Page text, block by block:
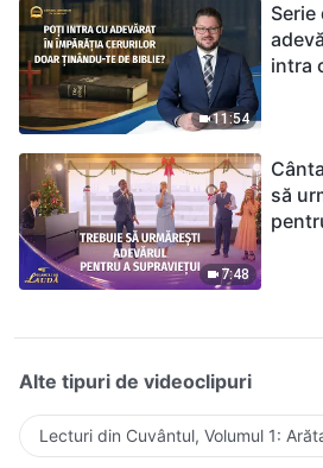
11:54
Serie
intra
7:48
să
Alte tipuri de videoclipuri
Lecturi din Cuvântul, Volumul 1: